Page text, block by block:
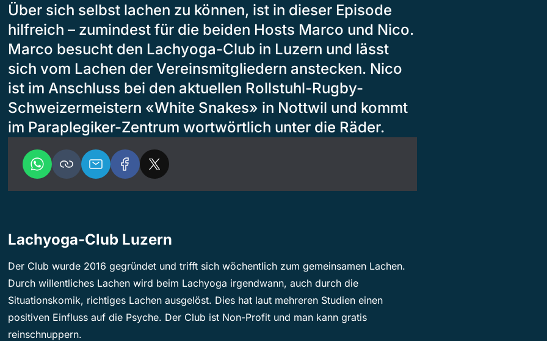
Über sich selbst lachen zu können, ist in dieser Episode
hilfreich – zumindest für die beiden Hosts Marco und Nico.
Marco besucht den Lachyoga-Club in Luzern und lässt
sich vom Lachen der Vereinsmitgliedern anstecken. Nico
ist im Anschluss bei den aktuellen Rollstuhl-Rugby-
Schweizermeistern «White Snakes» in Nottwil und kommt
im Paraplegiker-Zentrum wortwörtlich unter die Räder.
Lachyoga-Club Luzern
Der Club wurde 2016 gegründet und trifft sich wöchentlich zum gemeinsamen Lachen.
Durch willentliches Lachen wird beim Lachyoga irgendwann, auch durch die
Situationskomik, richtiges Lachen ausgelöst. Dies hat laut mehreren Studien einen
positiven Einfluss auf die Psyche. Der Club ist Non-Profit und man kann gratis
reinschnuppern.